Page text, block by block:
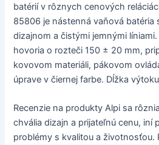
batérií v rôznych cenových
85806 je nástenná vaňová batéria
dizajnom a čistými jemnými
hovoria o rozteči 150 ± 20 mm,
kovovom materiáli, pákovom
úprave v čiernej farbe. Dĺžka
Recenzie na produkty Alpi sa
chvália dizajn a prijateľnú cenu, iní
problémy s kvalitou a životnosťou.